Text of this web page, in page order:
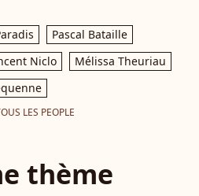
Pascal Bataille
Niclo
Mélissa Theuriau
LES PEOPLE
thème